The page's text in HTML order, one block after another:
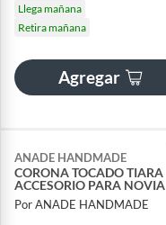
Llega mañana
Retira mañana
Agregar
ANADE HANDMADE
CORONA TOCADO TIARA
ACCESORIO PARA NOVIA
Por ANADE HANDMADE